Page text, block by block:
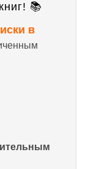
📚
в